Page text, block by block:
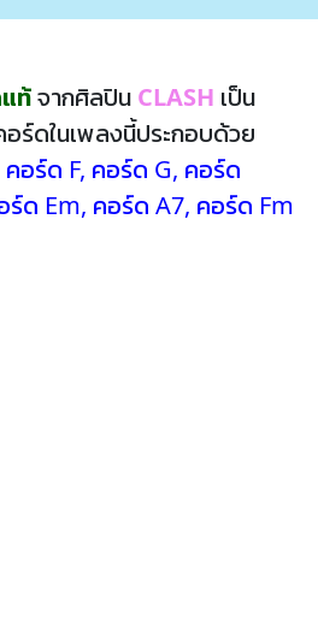
ท้จากศิลปิน CLASH เป็น
ร์ดในเพลงนี้ประกอบด้วย
คอร์ด F, คอร์ด G, คอร์ด
ร์ด Em, คอร์ด A7, คอร์ด Fm